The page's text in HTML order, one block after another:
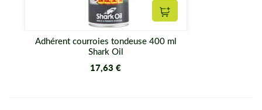
Ajouter au panier
Adhérent courroies tondeuse 400 ml
Shark Oil
17,63 €